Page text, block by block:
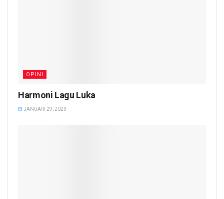
OPINI
Harmoni Lagu Luka
JANUARI 29, 2023